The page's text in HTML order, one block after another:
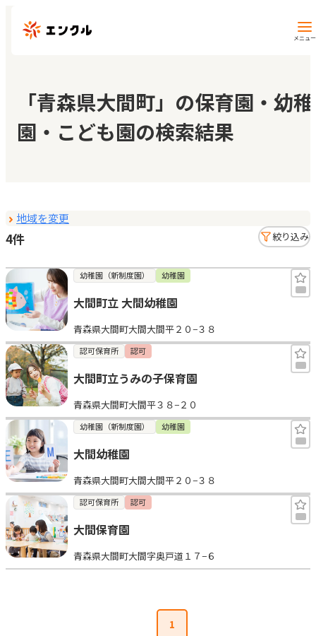
メニュー
保育園・幼稚園を探す
地図から探す
マイページ
お気に入り
見学日記
メッセージ
おすすめの園
エンクルの特徴と活用方法
コラム
お知らせ
「青森県大間町」の保育園・幼稚
園・こども園の検索結果
地域を変更
4件 絞り込み
幼稚園（新制度園） 幼稚園
大間町立 大間幼稚園
青森県大間町大間大間平２０−３８
認可保育所 認可
大間町立うみの子保育園
青森県大間町大間平３８−２０
幼稚園（新制度園） 幼稚園
大間幼稚園
青森県大間町大間大間平２０−３８
認可保育所 認可
大間保育園
青森県大間町大間字奥戸道１７−６
1